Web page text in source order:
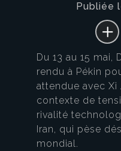
Publiée
Du 13 au 15 mai,
rendu à Pékin
attendue avec Xi
contexte de
rivalité
Iran, qui pèse
mondial.